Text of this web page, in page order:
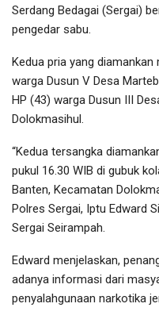
Serdang Bedagai (Sergai)
pengedar sabu.
Kedua pria yang
warga Dusun V Desa
HP (43) warga Dusun III
Dolokmasihul.
“Kedua tersangka
pukul 16.30 WIB di gubuk
Banten, Kecamatan
Polres Sergai, Iptu Edward
Sergai Seirampah.
Edward menjelaskan,
adanya informasi dari
penyalahgunaan narkotika